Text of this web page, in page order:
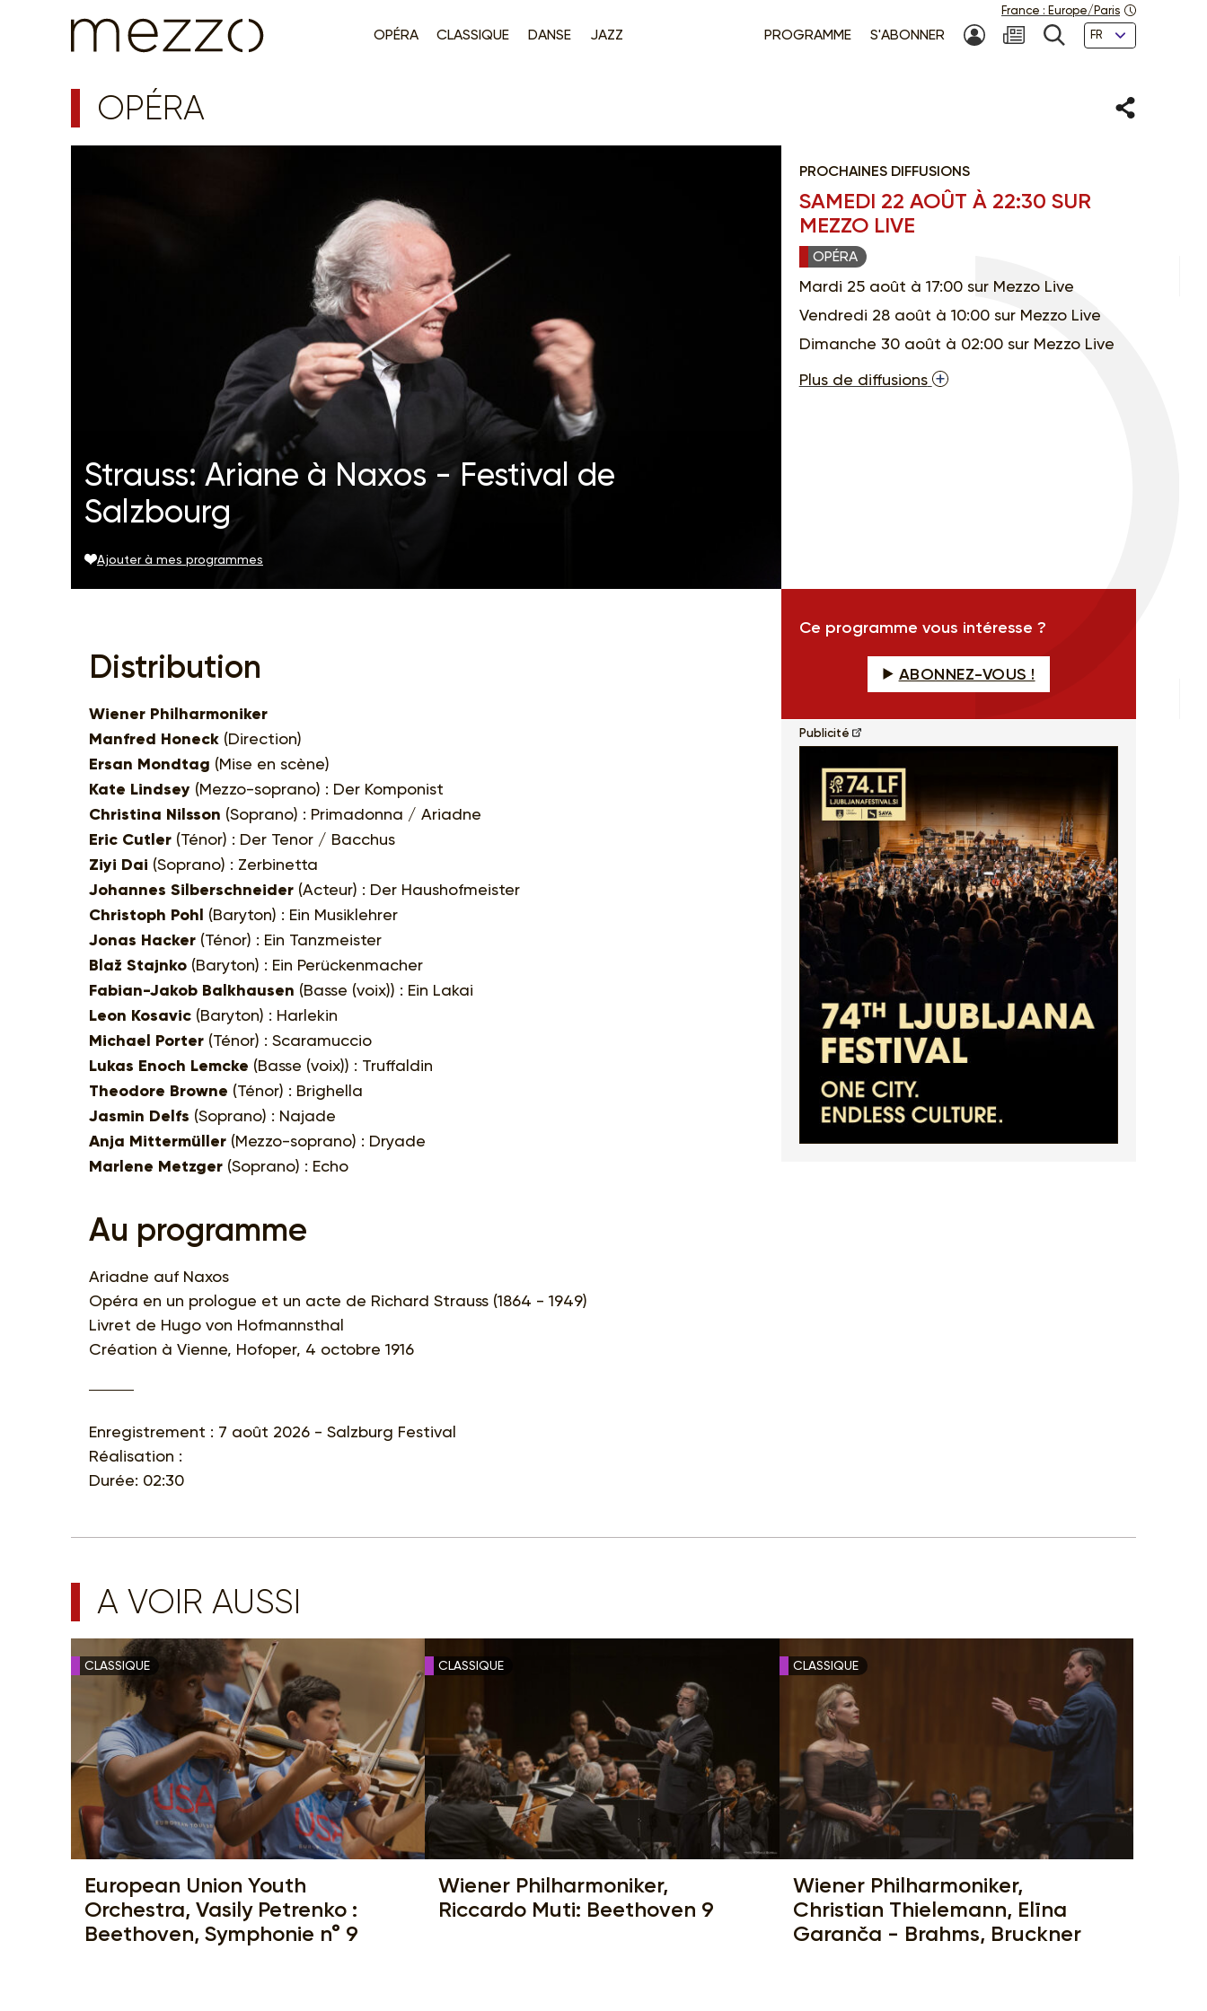
OPÉRA CLASSIQUE DANSE JAZZ PROGRAMME S'ABONNER MON COMPTE
NEWSLETTER
RECHERCHE
Langues
France : Europe/Paris
OPÉRA Partager
Strauss: Ariane à Naxos - Festival de
Salzbourg
Ajouter à mes programmes
PROCHAINES DIFFUSIONS
SAMEDI 22 AOÛT À 22:30 SUR
MEZZO LIVE
OPÉRA
Mardi 25 août à 17:00 sur Mezzo Live
Vendredi 28 août à 10:00 sur Mezzo Live
Dimanche 30 août à 02:00 sur Mezzo Live
Plus de diffusions
Distribution
Wiener Philharmoniker
Manfred Honeck (Direction)
Ersan Mondtag (Mise en scène)
Kate Lindsey (Mezzo-soprano) : Der Komponist
Christina Nilsson (Soprano) : Primadonna / Ariadne
Eric Cutler (Ténor) : Der Tenor / Bacchus
Ziyi Dai (Soprano) : Zerbinetta
Johannes Silberschneider (Acteur) : Der Haushofmeister
Christoph Pohl (Baryton) : Ein Musiklehrer
Jonas Hacker (Ténor) : Ein Tanzmeister
Blaž Stajnko (Baryton) : Ein Perückenmacher
Fabian-Jakob Balkhausen (Basse (voix)) : Ein Lakai
Leon Kosavic (Baryton) : Harlekin
Michael Porter (Ténor) : Scaramuccio
Lukas Enoch Lemcke (Basse (voix)) : Truffaldin
Theodore Browne (Ténor) : Brighella
Jasmin Delfs (Soprano) : Najade
Anja Mittermüller (Mezzo-soprano) : Dryade
Marlene Metzger (Soprano) : Echo
Au programme
Ariadne auf Naxos
Opéra en un prologue et un acte de Richard Strauss (1864 - 1949)
Livret de Hugo von Hofmannsthal
Création à Vienne, Hofoper, 4 octobre 1916
Enregistrement : 7 août 2026 - Salzburg Festival
Réalisation :
Durée: 02:30
Ce programme vous intéresse ?
ABONNEZ-VOUS !
Publicité
A VOIR AUSSI
CLASSIQUE
European Union Youth
Orchestra, Vasily Petrenko :
Beethoven, Symphonie n° 9
CLASSIQUE
Wiener Philharmoniker,
Riccardo Muti: Beethoven 9
CLASSIQUE
Wiener Philharmoniker,
Christian Thielemann, Elīna
Garanča - Brahms, Bruckner